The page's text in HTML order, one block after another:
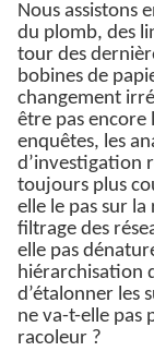
Nous assistons
du plomb, des
tour des
bobines de
changement
être pas encore
enquêtes, les
d’investigation
toujours plus
elle le pas sur
filtrage des
elle pas
hiérarchisation
d’étalonner les
ne va-t-elle pas
racoleur ?